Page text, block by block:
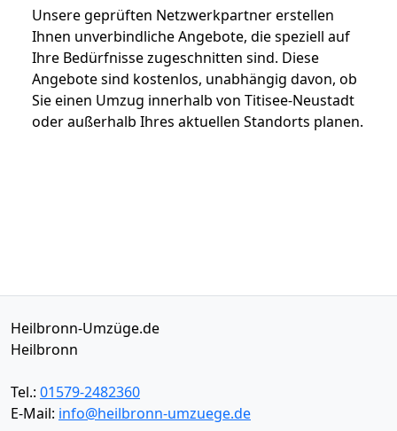
Unsere geprüften Netzwerkpartner erstellen
Ihnen unverbindliche Angebote, die speziell auf
Ihre Bedürfnisse zugeschnitten sind. Diese
Angebote sind kostenlos, unabhängig davon, ob
Sie einen Umzug innerhalb von Titisee-Neustadt
oder außerhalb Ihres aktuellen Standorts planen.
Heilbronn-Umzüge.de
Heilbronn
Tel.: 01579-2482360
E-Mail: info@heilbronn-umzuege.de